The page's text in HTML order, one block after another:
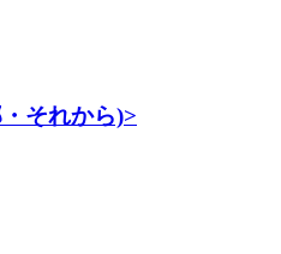
それから)>